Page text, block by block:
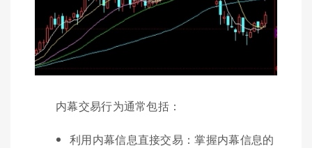
内幕交易行为通常包括：
利用内幕信息直接交易：掌握内幕信息的